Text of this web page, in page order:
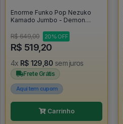
Enorme Funko Pop Nezuko
Kamado Jumbo - Demon
R$ 649,00
20% OFF
R$ 519,20
4x R$ 129,80 sem juros
Frete Grátis
Aqui tem cupom
Carrinho